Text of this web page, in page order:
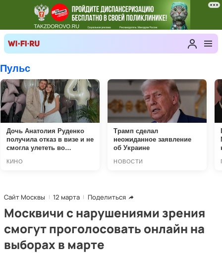
Сайт Москвы 12 марта Поделиться
Москвичи с нарушениями зрения
смогут проголосовать онлайн на
выборах в марте